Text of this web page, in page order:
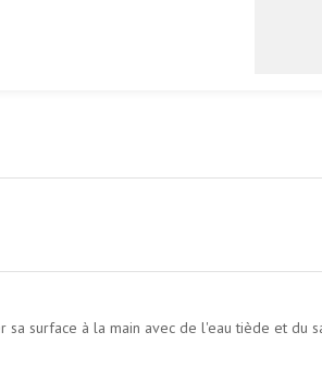
surface à la main avec de l'eau tiède et du